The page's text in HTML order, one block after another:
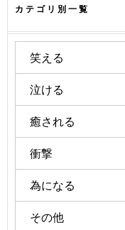
カテゴリ別一覧
笑える
泣ける
癒される
衝撃
為になる
その他